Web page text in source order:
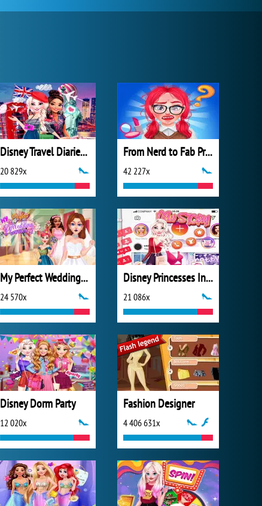
Disney Travel Diaries: City Break
20 829x
From Nerd to Fab Prom Edition
42 227x
My Perfect Wedding Planner
24 570x
Disney Princesses Instagram Stories
21 086x
Disney Dorm Party
12 020x
Fashion Designer
4 406 631x